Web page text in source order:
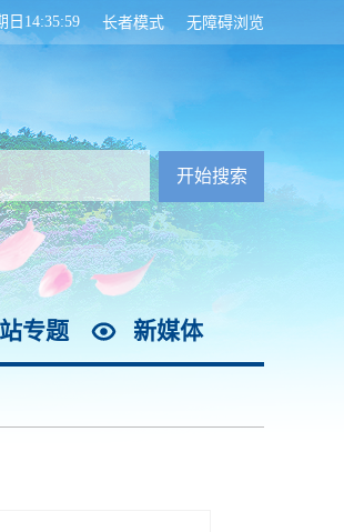
无障碍浏览
长者模式
日14:36:00
专题 新媒体